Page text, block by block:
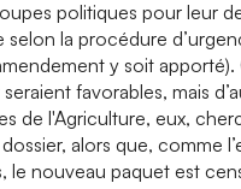
politiques pour leur
la procédure
y soit apporté).
favorables, mais
de l'Agriculture, eux,
alors que, comme
le nouveau paquet est